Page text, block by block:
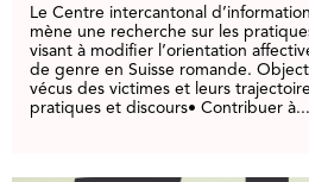
Le Centre intercantonal
mène une recherche sur les
visant à modifier l’orientation
de genre en Suisse romande.
vécus des victimes et leurs
pratiques et discours• Contribuer à...